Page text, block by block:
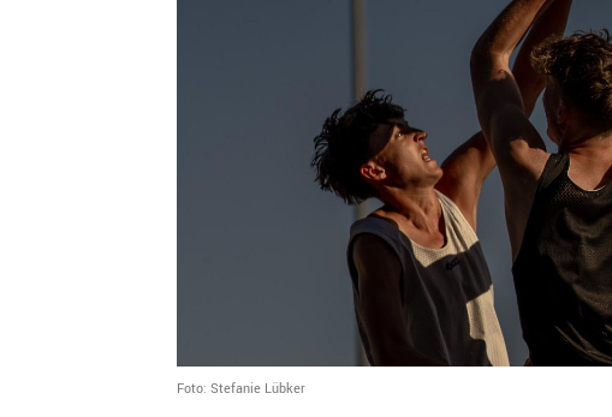
Foto: Stefanie Lübker
QUICKLINKS
Geschäftsstelle
Bayerischer Basketball Verband e. V.
Georg-Brauchle-Ring 93
+49 89 15702-300
geschaeftsstelle@bbv-online.de